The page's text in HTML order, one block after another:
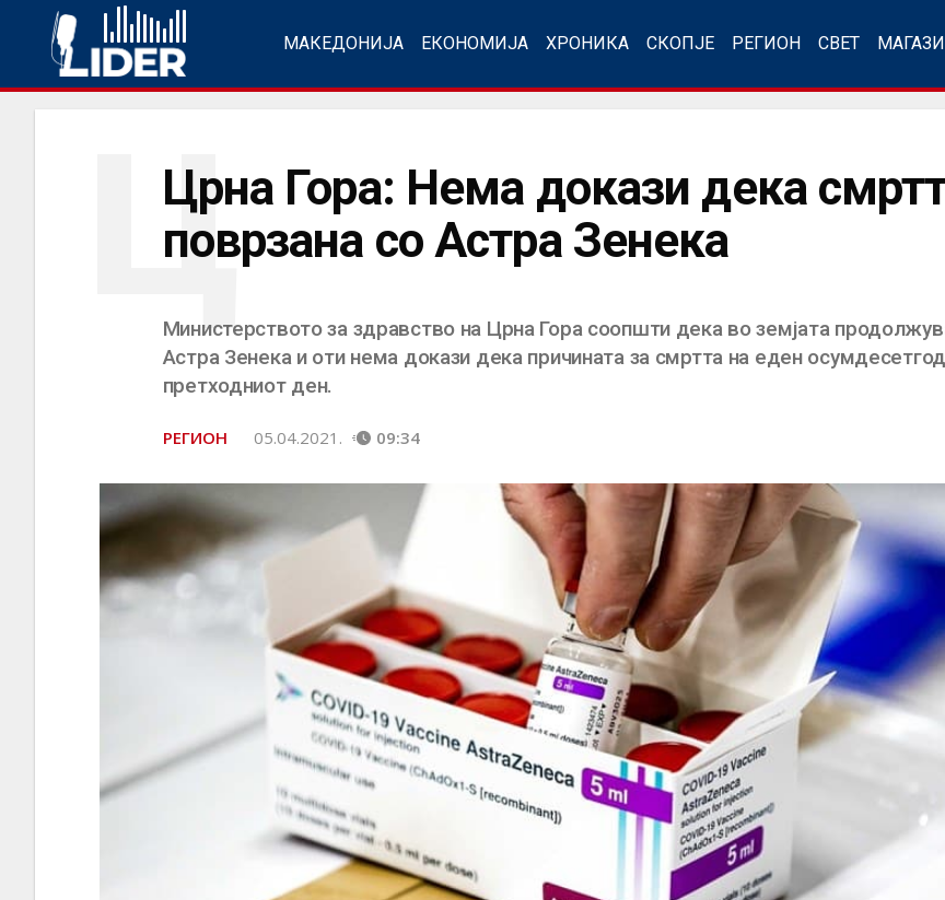
МАКЕДОНИЈА ЕКОНОМИЈА ХРОНИКА СКОПЈЕ РЕГИОН СВЕТ
Црна Гора: Нема докази дека
поврзана со Астра Зенека
Ц
Министерството за здравство на Црна Гора соопшти дека во земјата
Астра Зенека и оти нема докази дека причината за смртта на еден
претходниот ден.
РЕГИОН 05.04.2021. 09:34